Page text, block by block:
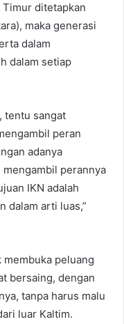
Timur ditetapkan
maka generasi
dalam
dalam setiap
tentu sangat
peran
adanya
perannya
IKN adalah
dalam arti luas,”
membuka peluang
bersaing, dengan
tanpa harus malu
luar Kaltim.